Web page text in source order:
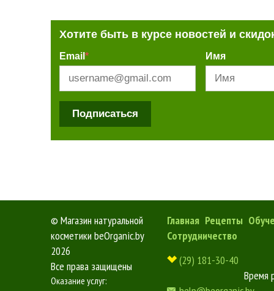
Хотите быть в курсе новостей и
Email * Имя
Подписаться
© Магазин натуральной
косметики beOrganic.by
2026
Все права защищены
Оказание услуг:
Главная Рецепты
Сотрудничество
(29) 181-30-40
Время